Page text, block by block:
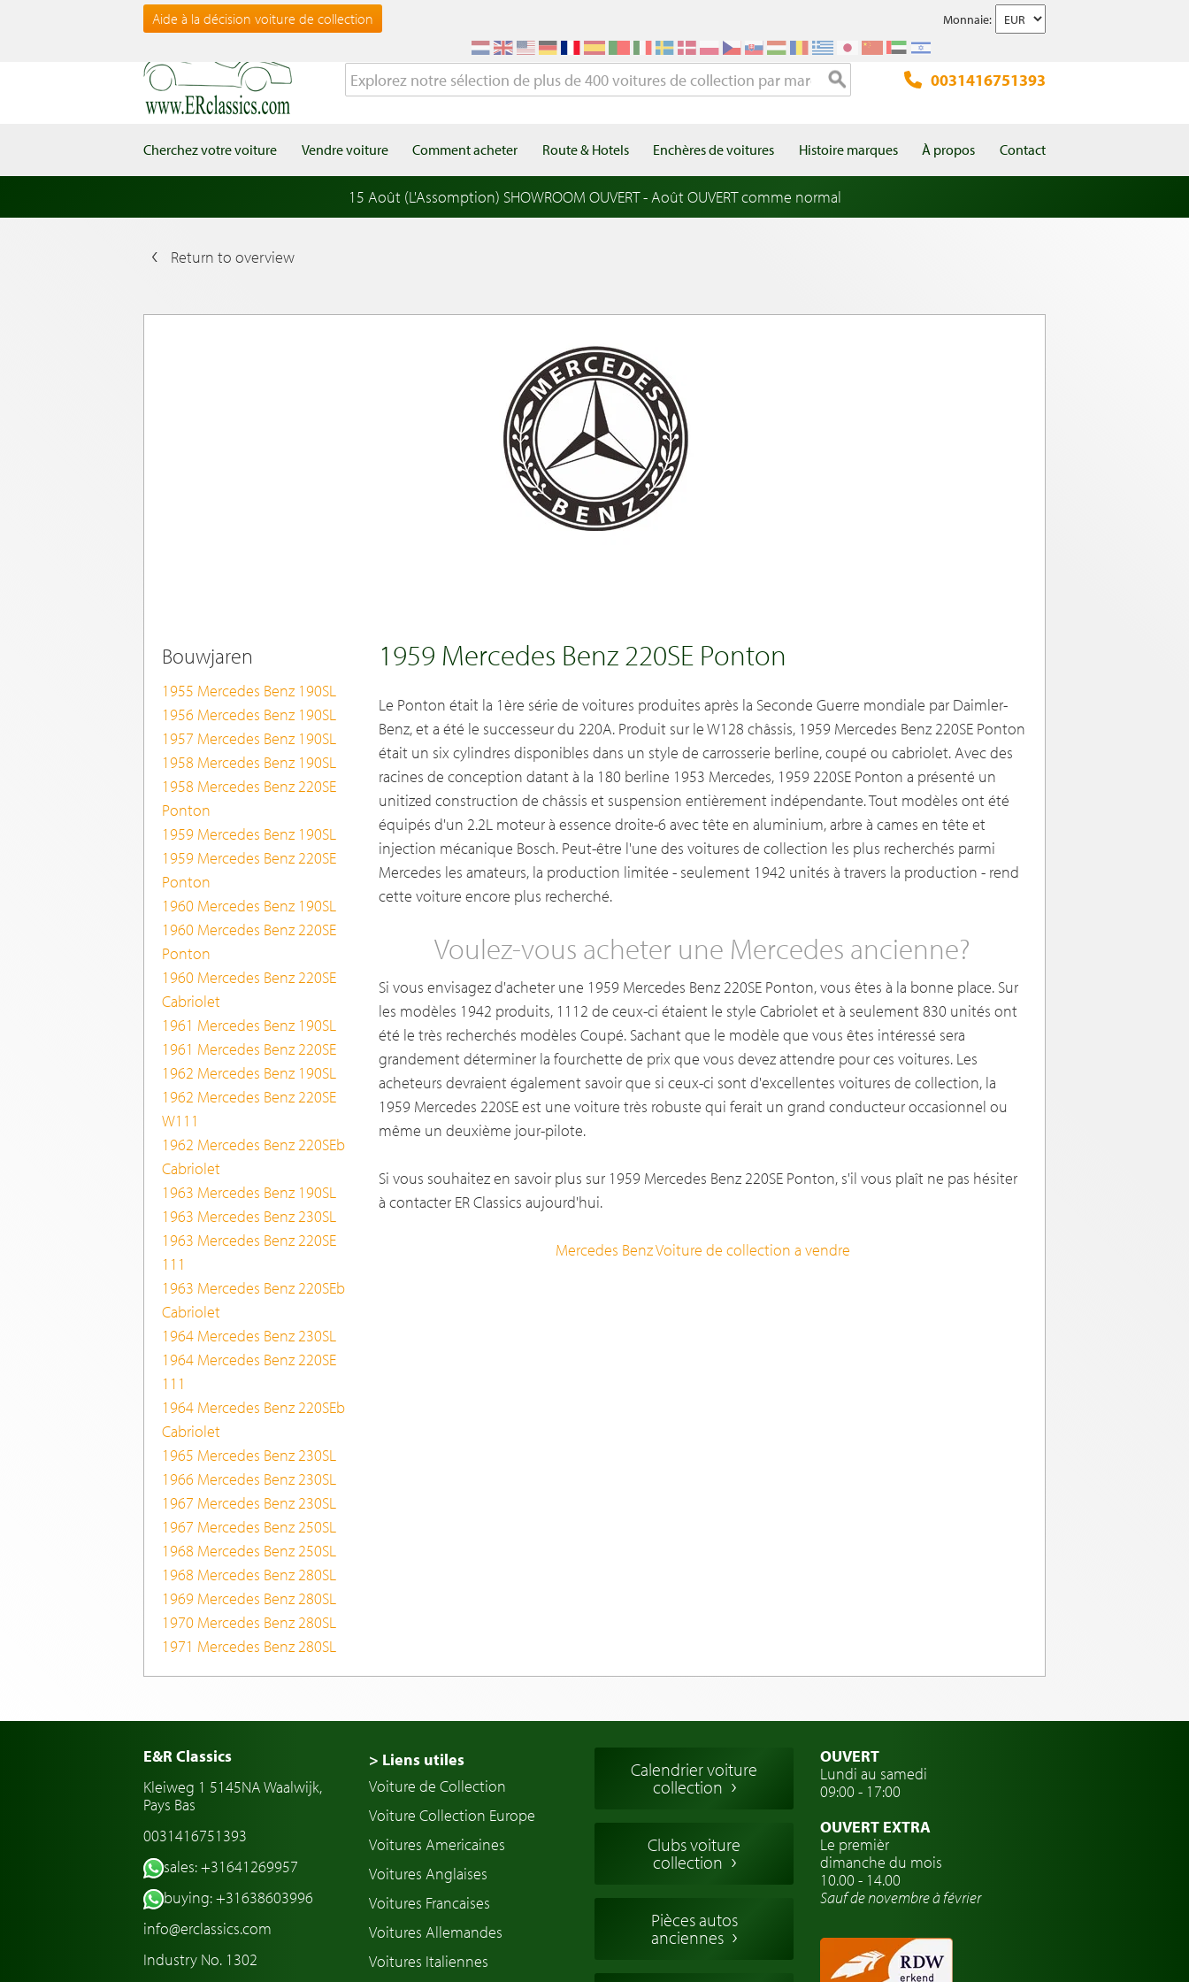
Aide à la décision voiture de collection Monnaie:
0031416751393
Cherchez votre voiture Vendre voiture Comment acheter Route & Hotels Enchères de voitures Histoire marques À propos Contact
15 Août (L'Assomption) SHOWROOM OUVERT - Août OUVERT comme normal
Return to overview
Bouwjaren
1955 Mercedes Benz 190SL
1956 Mercedes Benz 190SL
1957 Mercedes Benz 190SL
1958 Mercedes Benz 190SL
1958 Mercedes Benz 220SE
Ponton
1959 Mercedes Benz 190SL
1959 Mercedes Benz 220SE
Ponton
1960 Mercedes Benz 190SL
1960 Mercedes Benz 220SE
Ponton
1960 Mercedes Benz 220SE
Cabriolet
1961 Mercedes Benz 190SL
1961 Mercedes Benz 220SE
1962 Mercedes Benz 190SL
1962 Mercedes Benz 220SE
W111
1962 Mercedes Benz 220SEb
Cabriolet
1963 Mercedes Benz 190SL
1963 Mercedes Benz 230SL
1963 Mercedes Benz 220SE
111
1963 Mercedes Benz 220SEb
Cabriolet
1964 Mercedes Benz 230SL
1964 Mercedes Benz 220SE
111
1964 Mercedes Benz 220SEb
Cabriolet
1965 Mercedes Benz 230SL
1966 Mercedes Benz 230SL
1967 Mercedes Benz 230SL
1967 Mercedes Benz 250SL
1968 Mercedes Benz 250SL
1968 Mercedes Benz 280SL
1969 Mercedes Benz 280SL
1970 Mercedes Benz 280SL
1971 Mercedes Benz 280SL
1959 Mercedes Benz 220SE Ponton
Le Ponton était la 1ère série de voitures produites après la Seconde Guerre mondiale par Daimler-
Benz, et a été le successeur du 220A. Produit sur le W128 châssis, 1959 Mercedes Benz 220SE Ponton
était un six cylindres disponibles dans un style de carrosserie berline, coupé ou cabriolet. Avec des
racines de conception datant à la 180 berline 1953 Mercedes, 1959 220SE Ponton a présenté un
unitized construction de châssis et suspension entièrement indépendante. Tout modèles ont été
équipés d'un 2.2L moteur à essence droite-6 avec tête en aluminium, arbre à cames en tête et
injection mécanique Bosch. Peut-être l'une des voitures de collection les plus recherchés parmi
Mercedes les amateurs, la production limitée - seulement 1942 unités à travers la production - rend
cette voiture encore plus recherché.
Voulez-vous acheter une Mercedes ancienne?
Si vous envisagez d'acheter une 1959 Mercedes Benz 220SE Ponton, vous êtes à la bonne place. Sur
les modèles 1942 produits, 1112 de ceux-ci étaient le style Cabriolet et à seulement 830 unités ont
été le très recherchés modèles Coupé. Sachant que le modèle que vous êtes intéressé sera
grandement déterminer la fourchette de prix que vous devez attendre pour ces voitures. Les
acheteurs devraient également savoir que si ceux-ci sont d'excellentes voitures de collection, la
1959 Mercedes 220SE est une voiture très robuste qui ferait un grand conducteur occasionnel ou
même un deuxième jour-pilote.
Si vous souhaitez en savoir plus sur 1959 Mercedes Benz 220SE Ponton, s'il vous plaît ne pas hésiter
à contacter ER Classics aujourd'hui.
Mercedes Benz Voiture de collection a vendre
E&R Classics
Kleiweg 1 5145NA Waalwijk,
Pays Bas
0031416751393
sales: +31641269957
buying: +31638603996
info@erclassics.com
Industry No. 1302
> Liens utiles
Voiture de Collection
Voiture Collection Europe
Voitures Americaines
Voitures Anglaises
Voitures Francaises
Voitures Allemandes
Voitures Italiennes
Calendrier voiture
collection
Clubs voiture
collection
Pièces autos
anciennes
OUVERT
Lundi au samedi
09:00 - 17:00
OUVERT EXTRA
Le premièr
dimanche du mois
10.00 - 14.00
Sauf de novembre à février